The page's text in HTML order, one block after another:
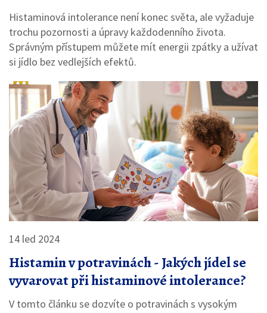
Histaminová intolerance není konec světa, ale vyžaduje
trochu pozornosti a úpravy každodenního života.
S právným přístupem můžete mít energii zpátky a užívat
si jídlo bez vedlejších efektů.
14 led 2024
Histamin v potravinách - Jakých jídel se
vyvarovat při histaminové intolerance?
V tomto článku se dozvíte o potravinách s vysokým